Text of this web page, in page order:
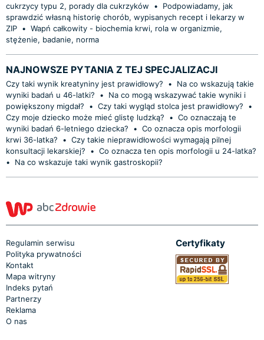
cukrzycy typu 2, porady dla cukrzyków
•
Podpowiadamy, jak
sprawdzić własną historię chorób, wypisanych recept i lekarzy w
ZIP • Wapń całkowity - biochemia krwi, rola w organizmie,
stężenie, badanie, norma
NAJNOWSZE PYTANIA Z TEJ SPECJALIZACJI
Czy taki wynik kreatyniny jest prawidłowy? •
Na co wskazują takie
wyniki badań u 46-latki?
•
Na co mogą wskazywać takie wyniki i
powiększony migdał?
• Czy taki wygląd stolca jest prawidłowy?
•
Czy moje dziecko może mieć glistę ludzką?
• Co oznaczają te
wyniki badań 6-letniego dziecka?
• Co oznacza opis morfologii
krwi 36-latka?
• Czy takie nieprawidłowości wymagają pilnej
konsultacji lekarskiej?
• Co oznacza ten opis morfologii u 24-latka?
•
Na co wskazuje taki wynik gastroskopii?
Regulamin serwisu
Polityka prywatności
Kontakt
Mapa witryny
Indeks pytań
Partnerzy
Reklama
O nas
Certyfikaty